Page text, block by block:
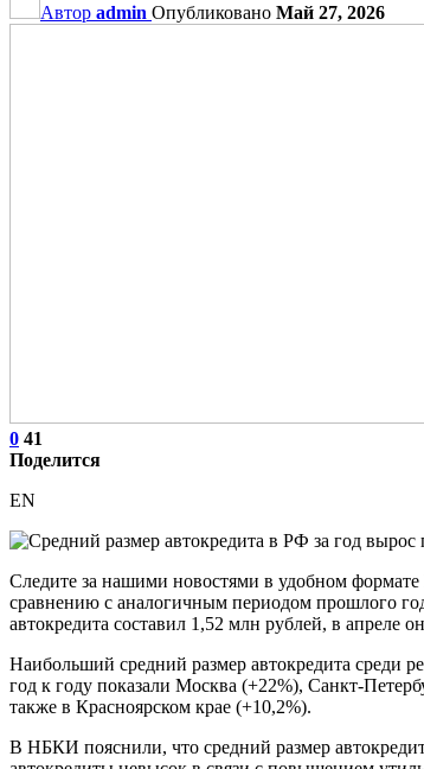
Автор admin Опубликовано Май 27, 2026
0 41
Поделится
EN
Следите за нашими новостями в удобном
сравнению с аналогичным периодом прошлого
автокредита составил 1,52 млн рублей, в апреле
Наибольший средний размер автокредита среди
год к году показали Москва (+22%), Санкт-
также в Красноярском крае (+10,2%).
В НБКИ пояснили, что средний размер